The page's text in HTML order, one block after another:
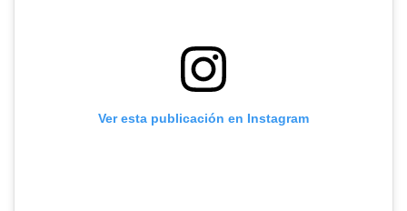
Ver esta publicación en Instagram